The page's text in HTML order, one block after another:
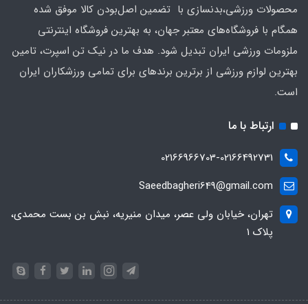
محصولات ورزشی،بدنسازی با تضمین اصل‌بودن کالا موفق شده
همگام با فروشگاه‌های معتبر جهان، به بهترین فروشگاه اینترنتی
ملزومات ورزشی ایران تبدیل شود. هدف ما در نیک تن اسپرت، تامین
بهترین لوازم ورزشی از برترین برندهای برای تمامی ورزشکاران ایران
است.
ارتباط با ما
02166966703-02166492731
Saeedbagheri649@gmail.com
تهران، خیابان ولی عصر، میدان منیریه، نبش بن بست محمدی،
پلاک ۱